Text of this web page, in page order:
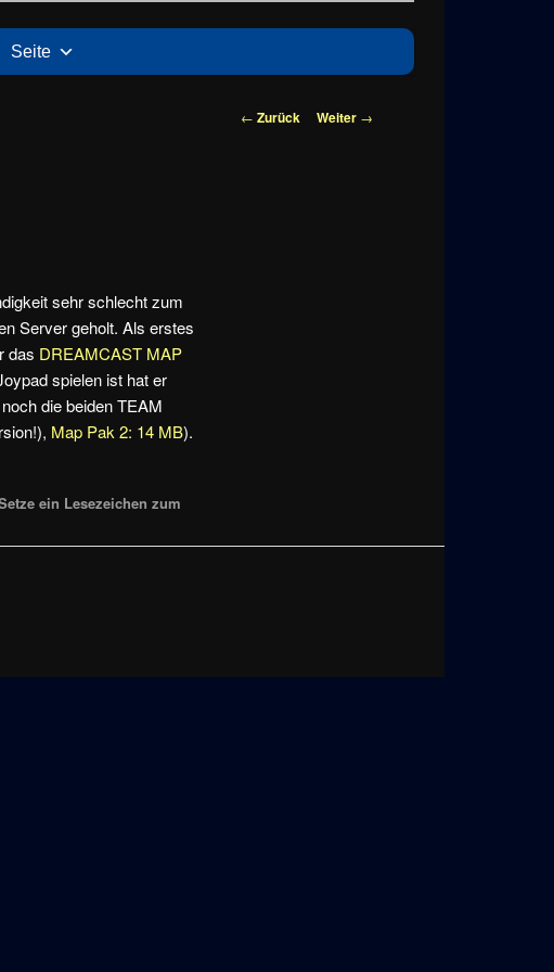
Seite
Beitragsnavigation
← Zurück Weiter →
sehr schlecht zum
Server geholt. Als erstes
das DREAMCAST MAP
spielen ist hat er
die beiden TEAM
Map Pak 2: 14 MB).
ein Lesezeichen zum